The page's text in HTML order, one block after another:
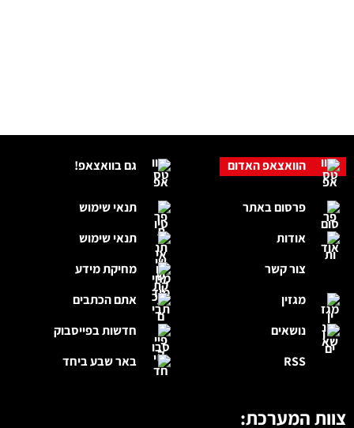
גם בוואצאפ!
תנאי שימוש
תנאי שימוש
מחיקת מידע
אתם הכתבים
חדשות בפייסבוק
באר שבע ביחד
הוואצאפ האדום
פרסום באתר
אודות
צור קשר
מגזין
נושאים
RSS
צוות המערכת: